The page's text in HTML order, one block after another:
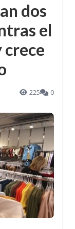
dos
el
crece
225 0